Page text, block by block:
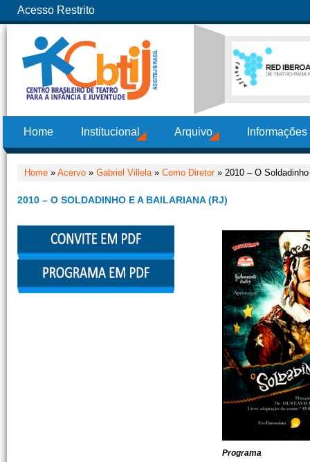
Acesso Restrito
Home Institucional Arquivo
Home » Acervo » Gabriel Villela» Como Diretor» 2010 – O
2010 – O SOLDADINHO E A BAILARIANA (RJ)
Programa